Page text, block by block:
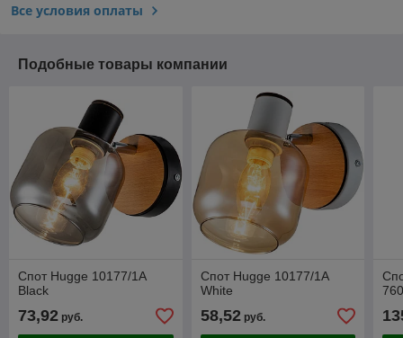
Все условия оплаты
Подобные товары компании
Спот Hugge 10177/1A
Black
73,92 руб.
Спот Hugge 10177/1A
White
58,52руб.